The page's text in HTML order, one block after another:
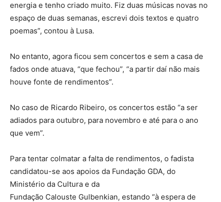
energia e tenho criado muito. Fiz duas músicas novas no
espaço de duas semanas, escrevi dois textos e quatro
poemas”, contou à Lusa.
No entanto, agora ficou sem concertos e sem a casa de
fados onde atuava, “que fechou”, “a partir daí não mais
houve fonte de rendimentos”.
No caso de Ricardo Ribeiro, os concertos estão “a ser
adiados para outubro, para novembro e até para o ano
que vem”.
Para tentar colmatar a falta de rendimentos, o fadista
candidatou-se aos apoios da Fundação GDA, do
Ministério da Cultura e da
Fundação Calouste Gulbenkian, estando “à espera de